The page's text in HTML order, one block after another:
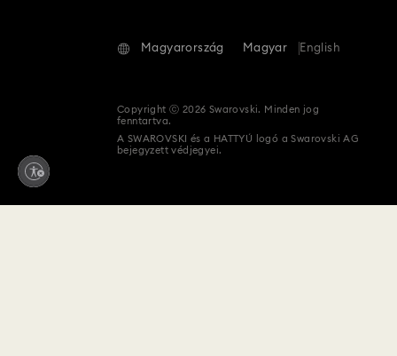
Magyarország Magyar English
Copyright ⓒ 2026 Swarovski. Minden jog
fenntartva.
A SWAROVSKI és a HATTYÚ logó a Swarovski AG
bejegyzett védjegyei.